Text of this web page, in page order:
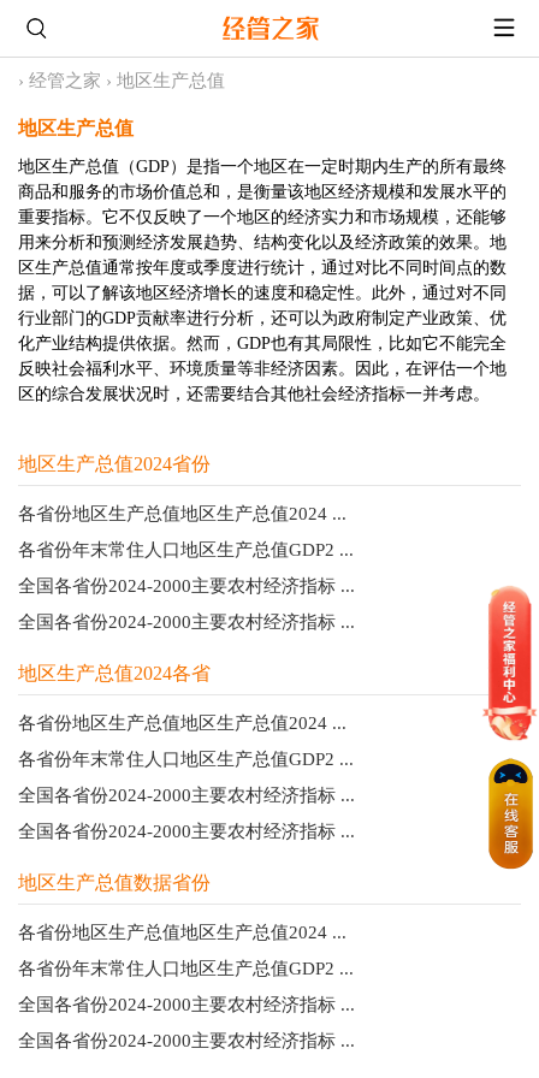
› 经管之家 › 地区生产总值
地区生产总值
地区生产总值（GDP）是指一个地区在一定时期内生产的所有最终
商品和服务的市场价值总和，是衡量该地区经济规模和发展水平的
重要指标。它不仅反映了一个地区的经济实力和市场规模，还能够
用来分析和预测经济发展趋势、结构变化以及经济政策的效果。地
区生产总值通常按年度或季度进行统计，通过对比不同时间点的数
据，可以了解该地区经济增长的速度和稳定性。此外，通过对不同
行业部门的GDP贡献率进行分析，还可以为政府制定产业政策、优
化产业结构提供依据。然而，GDP也有其局限性，比如它不能完全
反映社会福利水平、环境质量等非经济因素。因此，在评估一个地
区的综合发展状况时，还需要结合其他社会经济指标一并考虑。
地区生产总值2024省份
各省份地区生产总值地区生产总值2024 ...
各省份年末常住人口地区生产总值GDP2 ...
全国各省份2024-2000主要农村经济指标 ...
全国各省份2024-2000主要农村经济指标 ...
地区生产总值2024各省
各省份地区生产总值地区生产总值2024 ...
各省份年末常住人口地区生产总值GDP2 ...
全国各省份2024-2000主要农村经济指标 ...
全国各省份2024-2000主要农村经济指标 ...
地区生产总值数据省份
各省份地区生产总值地区生产总值2024 ...
各省份年末常住人口地区生产总值GDP2 ...
全国各省份2024-2000主要农村经济指标 ...
全国各省份2024-2000主要农村经济指标 ...